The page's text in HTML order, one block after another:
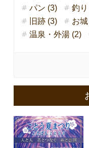
パン (3)
釣
旧跡 (3)
お
温泉・外湯 (2)